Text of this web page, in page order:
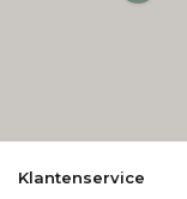
Klantenservice